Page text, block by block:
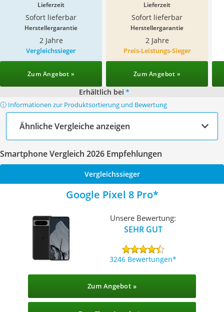
Lieferzeit
Sofort lieferbar
Lieferzeit
Sofort lieferbar
Herstellergarantie
2 Jahre
Herstellergarantie
2 Jahre
Vergleichssieger
Zum Angebot »
Preis-Leistungs-Sieger
Zum Angebot »
Erhältlich bei *
ⓘ Informationen zur Produktsortierung und Bewertung
Ähnliche Vergleiche anzeigen
Smartphone Vergleich 2026 Empfehlungen
Vergleichssieger
Google Pixel 8 Pro
Unsere Bewertung:
SEHR GUT
3246 Bewertungen
Zum Angebot »